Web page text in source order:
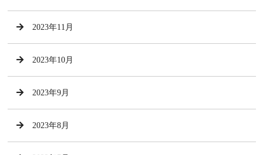
2023年11月
2023年10月
2023年9月
2023年8月